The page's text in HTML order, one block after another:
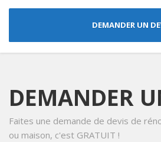
DEMANDER UN
DEMANDER
Faites une demande de devis de
ou maison, c'est GRATUIT !